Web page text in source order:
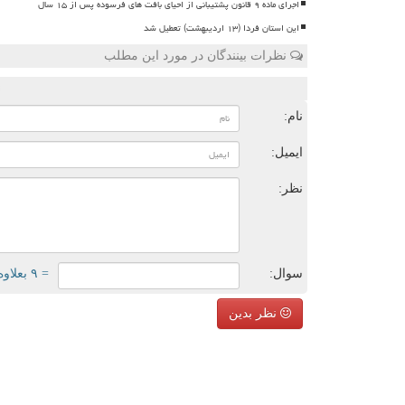
اجرای ماده ۹ قانون پشتیبانی از احیای بافت های فرسوده پس از ۱۵ سال
این استان فردا (۱۳ اردیبهشت) تعطیل شد
نظرات بینندگان در مورد این مطلب
نام:
ایمیل:
نظر:
سوال: = ۹ بعلاوه ۴
نظر بدین